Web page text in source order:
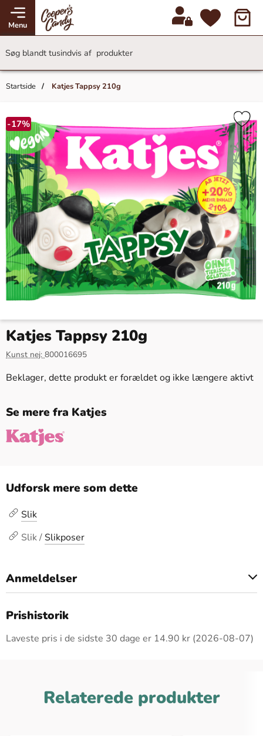
Menu
Startside Katjes Tappsy 210g
-17%
Katjes Tappsy 210g
Kunst nej:800016695
Beklager, dette produkt er forældet og ikke længere aktivt
Se mere fra Katjes
Udforsk mere som dette
Slik
Slik /Slikposer
Anmeldelser
Dette produkt har ingen anmeldelser
Prishistorik
Laveste pris i de sidste 30 dage er 14.90 kr (2026-08-07)
Relaterede produkter